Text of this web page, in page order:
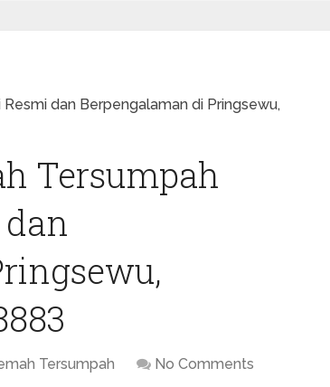
dan Berpengalaman di Pringsewu,
Tersumpah
Tersumpah No Comments